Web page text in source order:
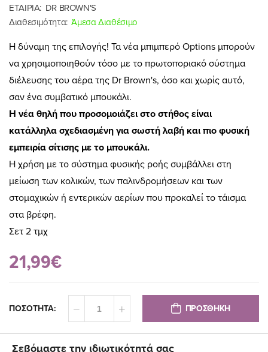
ΕΤΑΙΡΙΑ: DR BROWN'S
Διαθεσιμότητα: Άμεσα Διαθέσιμο
Η δύναμη της επιλογής! Τα νέα μπιμπερό Options μπορούν
να χρησιμοποιηθούν τόσο με το πρωτοποριακό σύστημα
διέλευσης του αέρα της Dr Brown's, όσο και χωρίς αυτό,
σαν ένα συμβατικό μπουκάλι.
Η νέα θηλή που προσομοιάζει στο στήθος είναι
κατάλληλα σχεδιασμένη για σωστή λαβή και πιο φυσική
εμπειρία σίτισης με το μπουκάλι.
Η χρήση με το σύστημα φυσικής ροής συμβάλλει στη
μείωση των κολικών, των παλινδρομήσεων και των
στομαχικών ή εντερικών αερίων που προκαλεί το τάισμα
στα βρέφη.
Σετ 2 τμχ
21,99€
ΠΟΣΟΤΗΤΑ: ΠΡΟΣΘΗΚΗ
Σεβόμαστε την ιδιωτικότητά σας